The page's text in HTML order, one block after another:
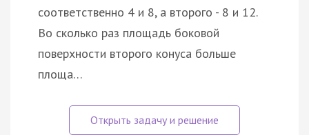
соответственно 4 и 8, а второго - 8 и 12.
Во сколько раз площадь боковой
поверхности второго конуса больше
площа…